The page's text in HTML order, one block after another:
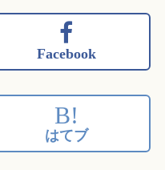
Facebook
B!
はてブ